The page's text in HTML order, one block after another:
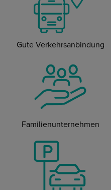
Gute Verkehrsanbindung
Familienunternehmen